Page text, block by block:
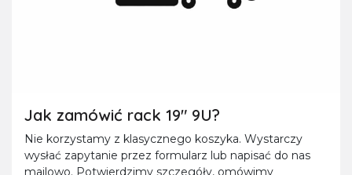
Jak zamówić rack 19" 9U?
Nie korzystamy z klasycznego koszyka. Wystarczy
wysłać zapytanie przez formularz lub napisać do nas
mailowo. Potwierdzimy szczegóły, omówimy